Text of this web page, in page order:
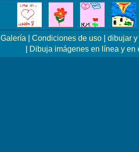
Galería Condiciones de uso dibujar
Dibuja imágenes en línea y en